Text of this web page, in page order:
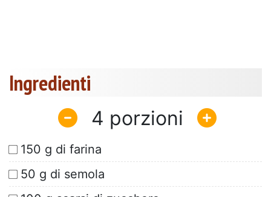
Ingredienti
4
150 g di farina
50 g di semola